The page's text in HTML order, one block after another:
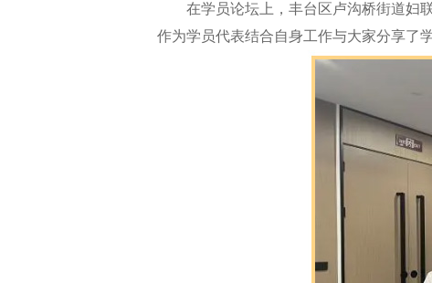
在学员论坛上，丰台区卢沟桥街道妇联
作为学员代表结合自身工作与大家分享了